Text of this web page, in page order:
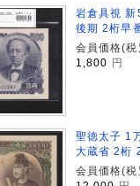
岩倉具視
後期 2桁早
会員価格(税
1,800
円
聖徳太子 1
大蔵省 2桁
会員価格(税